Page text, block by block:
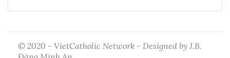
© 2020 - VietCatholic Network - Designed by J.B.